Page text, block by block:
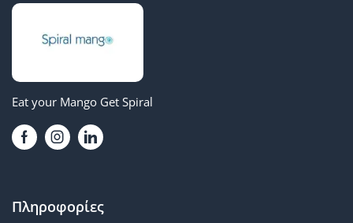
Eat your Mango Get Spiral
Πληροφορίες